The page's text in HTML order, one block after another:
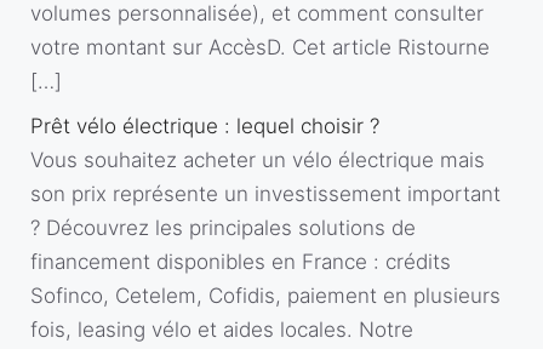
volumes personnalisée), et comment consulter
votre montant sur AccèsD. Cet article Ristourne
[…]
Prêt vélo électrique : lequel choisir ?
Vous souhaitez acheter un vélo électrique mais
son prix représente un investissement important
? Découvrez les principales solutions de
financement disponibles en France : crédits
Sofinco, Cetelem, Cofidis, paiement en plusieurs
fois, leasing vélo et aides locales. Notre